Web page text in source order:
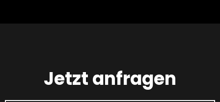
Jetzt anfragen